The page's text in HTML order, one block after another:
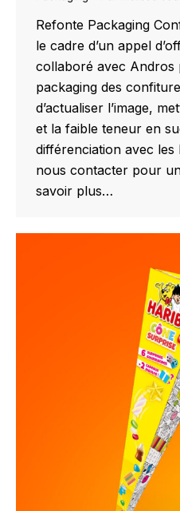
Refonte Packaging
le cadre d’un appel
collaboré avec
packaging des
d’actualiser l’image,
et la faible teneur en
différenciation avec les
nous contacter pour
savoir plus…